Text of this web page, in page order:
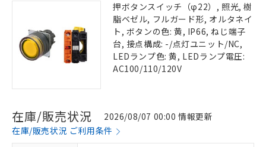
押ボタンスイッチ（φ22）, 照光, 樹
脂ベゼル, フルガード形, オルタネイ
ト, ボタンの色: 黄, IP66, ねじ端子
台, 接点構成: -/点灯ユニット/NC,
LEDランプ色: 黄, LEDランプ電圧:
AC100/110/120V
在庫/販売状況
2026/08/07 00:00 情報更新
在庫/販売状況 ご利用条件